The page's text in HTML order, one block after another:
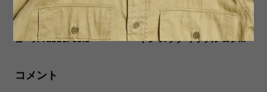
【Milton Keynes ミルトンキ
ーンズ】レザースリッポンシ
ューズ rubber sole
【Soglia ソリア】Cotton Slu
b Waffle Long Sleeve コッ
トン スラブ ワッフル ロン...
コメント